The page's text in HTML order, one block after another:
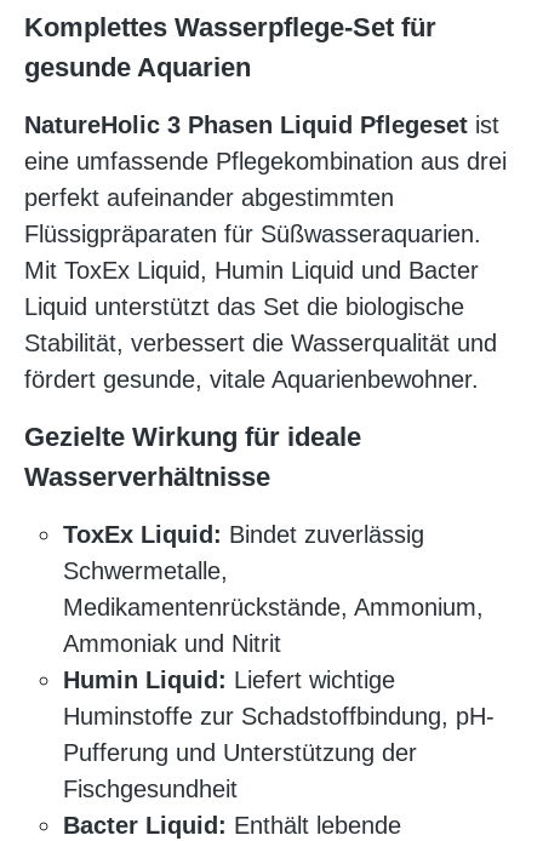
Komplettes Wasserpflege-Set für
gesunde Aquarien
NatureHolic 3 Phasen Liquid Pflegeset ist
eine umfassende Pflegekombination aus drei
perfekt aufeinander abgestimmten
Flüssigpräparaten für Süßwasseraquarien.
Mit ToxEx Liquid, Humin Liquid und Bacter
Liquid unterstützt das Set die biologische
Stabilität, verbessert die Wasserqualität und
fördert gesunde, vitale Aquarienbewohner.
Gezielte Wirkung für ideale
Wasserverhältnisse
ToxEx Liquid: Bindet zuverlässig
Schwermetalle,
Medikamentenrückstände, Ammonium,
Ammoniak und Nitrit
Humin Liquid: Liefert wichtige
Huminstoffe zur Schadstoffbindung, pH-
Pufferung und Unterstützung der
Fischgesundheit
Bacter Liquid: Enthält lebende